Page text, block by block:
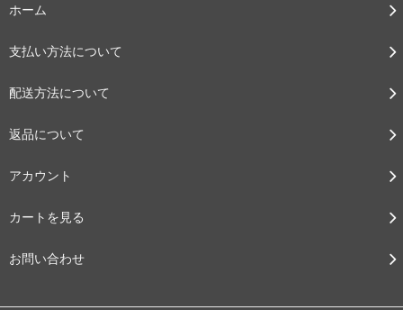
ホーム
支払い方法について
配送方法について
返品について
アカウント
カートを見る
お問い合わせ